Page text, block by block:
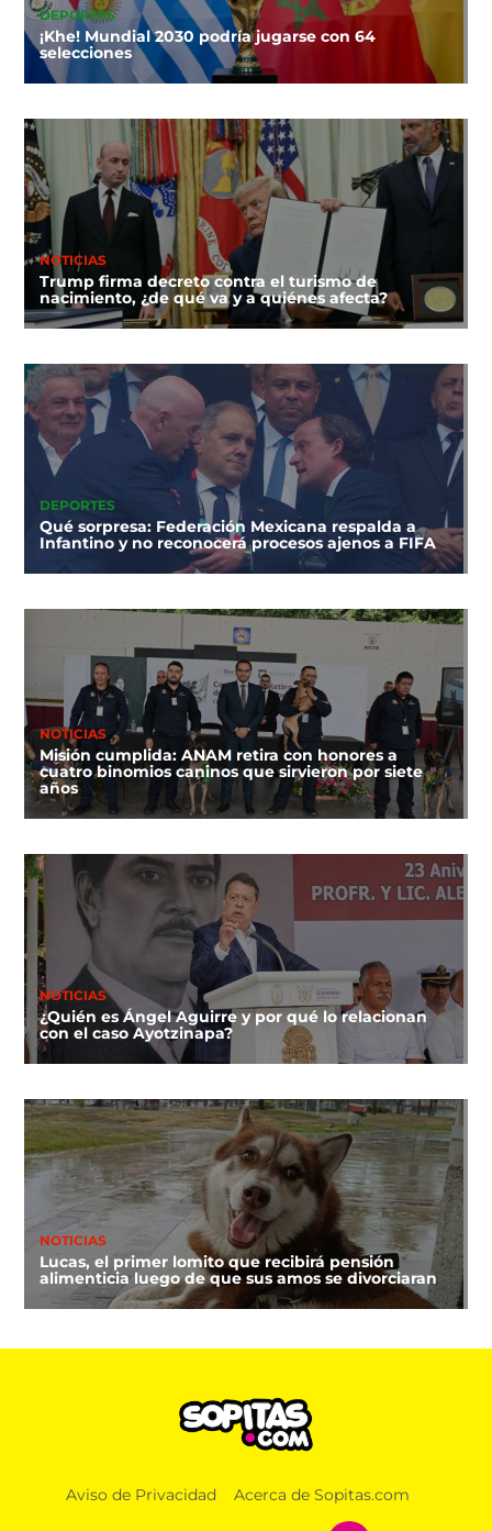
DEPORTES
¡Khe! Mundial 2030 podría jugarse con 64
selecciones
NOTICIAS
Trump firma decreto contra el turismo de
nacimiento, ¿de qué va y a quiénes afecta?
DEPORTES
Qué sorpresa: Federación Mexicana respalda a
Infantino y no reconocerá procesos ajenos a FIFA
NOTICIAS
Misión cumplida: ANAM retira con honores a
cuatro binomios caninos que sirvieron por siete
años
NOTICIAS
¿Quién es Ángel Aguirre y por qué lo relacionan
con el caso Ayotzinapa?
NOTICIAS
Lucas, el primer lomito que recibirá pensión
alimenticia luego de que sus amos se divorciaran
Aviso de Privacidad Acerca de Sopitas.com